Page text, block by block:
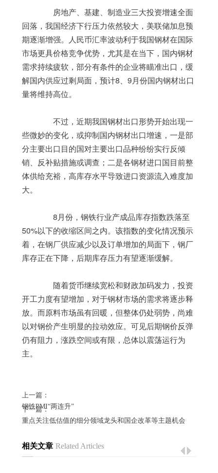
回落，我国经济下行压力依然较大，美联储加息预
期逐渐增强。人民币汇率波动利于我国钢材在国际
市场更具价格竞争优势，尤其是在当下，国内钢材
需求持续疲软，部分有条件的企业将瞄准出口，缓
解国内供应过剩局面，预计8、9月份国内钢材出口
量将维持高位。
些微妙的变化，或抑制国内钢材出口增速，一是部
分主要出口目的国对主要出口品种纷纷实行反倾
销、反补贴措施或调查；二是各钢材进口国目前整
体供给充裕，高库存水平导致进口资源流入难度加
大。
50%以下的收缩区间之内。该指数的变化情况预示
着，在钢厂供应减少以及订单增加的局面下，钢厂
库存正在下降，后期库存压力有望逐渐缓解。
开工力度有望增加，对于钢材市场的需求将逐步释
放。而原料市场虽有回暖，但整体仍处弱势，尚难
以对钢价产生明显的拉动效应。可见后期钢价反弹
仍有阻力，涨跌空间或有限，总体以震荡运行为
主。
上一篇：
钢铁PMI“两连升”
下一篇：
重点关注低估值的细分领域龙头和国企改革等主题机会
相关文章 Related Articles